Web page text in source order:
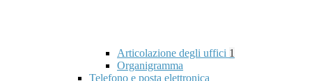
Articolazione degli uffici 1
Organigramma
Telefono e posta elettronica